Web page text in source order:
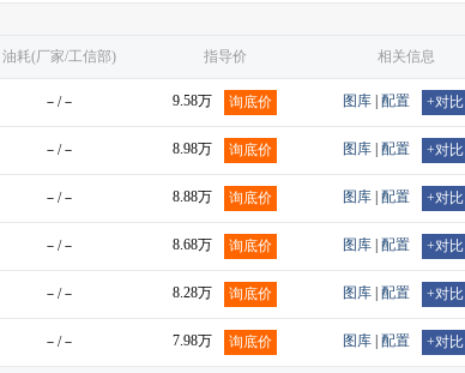
油耗(厂家/工信部) 指导价 相关信息
－/－ 9.58万 询底价 图库 配置 +对比
－/－ 8.98万 询底价 图库 配置 +对比
－/－ 8.88万 询底价 图库 配置 +对比
－/－ 8.68万 询底价 图库 配置 +对比
－/－ 8.28万 询底价 图库 配置 +对比
－/－ 7.98万 询底价 图库 配置 +对比